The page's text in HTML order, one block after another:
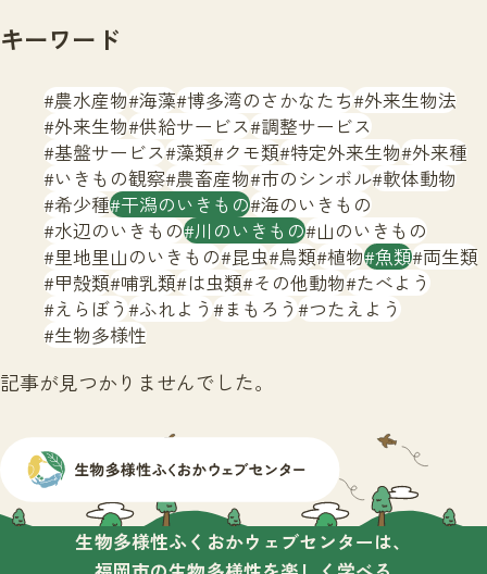
サイトマップ
キーワード
農水産物 海藻 博多湾のさかなたち 外来生物法
外来生物 供給サービス 調整サービス
基盤サービス 藻類 クモ類 特定外来生物 外来種
いきもの観察 農畜産物 市のシンボル 軟体動物
希少種 干潟のいきもの 海のいきもの
水辺のいきもの 川のいきもの 山のいきもの
里地里山のいきもの 昆虫 鳥類 植物 魚類 両生類
甲殻類 哺乳類 は虫類 その他動物 たべよう
えらぼう ふれよう まもろう つたえよう
生物多様性
記事が見つかりませんでした。
生物多様性ふくおかウェブセンターは、